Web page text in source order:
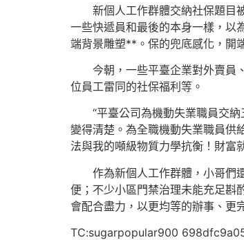
新個人工作群體交納社保題目
一些快遞員和最後的本身一樣，以
端背景雕塑**。保的兜底感化，開
今朝，一些平臺企業對外賣員
位員工雷同的社保福利等。
“平臺公司為機動失業職員交
變得清楚。為全職機動失業職員供
法與我的噸級物質力學抗衡！財富
作為新個人工作群體，小哥們
便；不少小區門禁治理未能充足斟
會配合盡力，以更均等的辦事、更
TC:sugarpopular900